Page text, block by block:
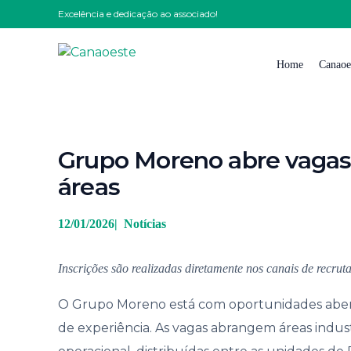
Excelência e dedicação ao associado!
Home
Grupo Moreno abre
áreas
12/01/2026 Notícias
Inscrições são realizadas diretamente nos canais de
O Grupo Moreno está com oportunidades
de experiência. As vagas abrangem áreas